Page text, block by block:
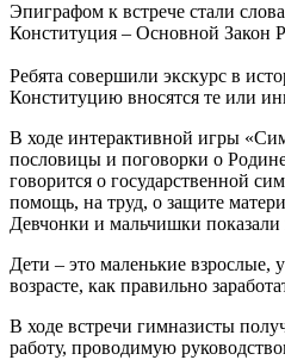
Эпиграфом к встрече стали
Конституция – Основной Закон
Ребята совершили экскурс в
Конституцию вносятся те или
В ходе интерактивной игры
пословицы и поговорки о
говорится о государственной
помощь, на труд, о защите
Девчонки и мальчишки показали
Дети – это маленькие взрослые,
возрасте, как правильно
В ходе встречи гимназисты
работу, проводимую